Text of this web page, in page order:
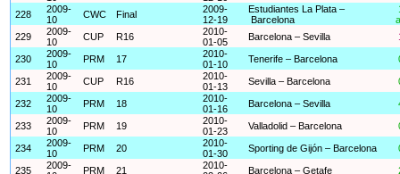
228
2009-
10
CWC Final
2009-
12-19
Estudiantes La Plata –
Barcelona
229
2009-
10
CUP R16
2010-
01-05
Barcelona – Sevilla
230
2009-
10
PRM 17
2010-
01-10
Tenerife – Barcelona
231
2009-
10
CUP R16
2010-
01-13
Sevilla – Barcelona
232
2009-
10
PRM 18
2010-
01-16
Barcelona – Sevilla
233
2009-
10
PRM 19
2010-
01-23
Valladolid – Barcelona
234
2009-
10
PRM 20
2010-
01-30
Sporting de Gijón – Barcelona
235
2009-
PRM 21
2010-
Barcelona – Getafe